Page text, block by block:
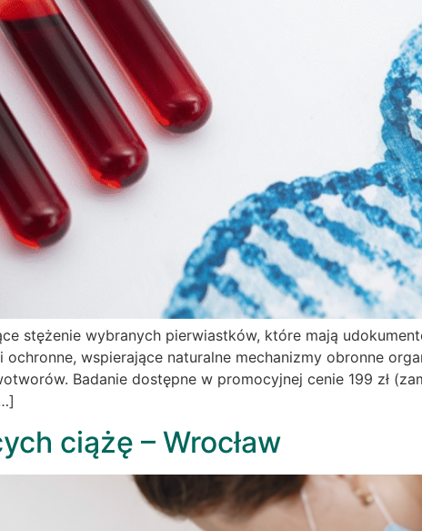
stężenie wybranych pierwiastków, które mają
wspierające naturalne mechanizmy obronne
Badanie dostępne w promocyjnej cenie 199 zł
ciążę – Wrocław